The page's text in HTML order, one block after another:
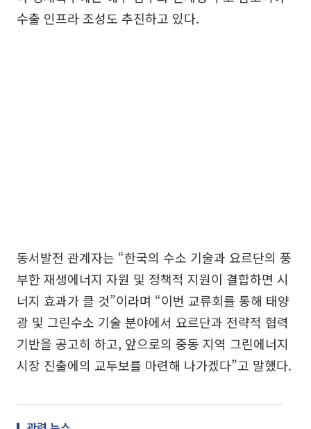
수출 인프라 조성도 추진하고 있다.
동서발전 관계자는 “한국의 수소 기술과 요르단의 풍
부한 재생에너지 자원 및 정책적 지원이 결합하면 시
너지 효과가 클 것”이라며 “이번 교류회를 통해 태양
광 및 그린수소 기술 분야에서 요르단과 전략적 협력
기반을 공고히 하고, 앞으로의 중동 지역 그린에너지
시장 진출에의 교두보를 마련해 나가겠다”고 말했다.